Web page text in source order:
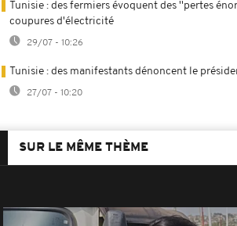
Tunisie : des fermiers évoquent des ''pertes
coupures d'électricité
29/07 - 10:26
Tunisie : des manifestants dénoncent le
27/07 - 10:20
SUR LE MÊME THÈME